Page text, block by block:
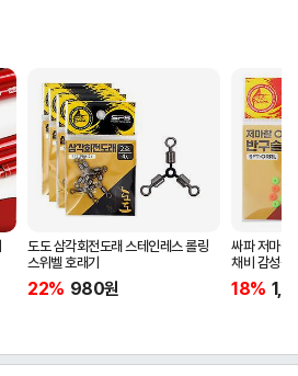
도도 삼각회전도래 스테인레스 롤링
스위벨 호래기
22% 980원
싸파 저마찰
채비 감성돔
18%